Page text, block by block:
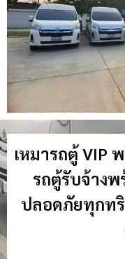
เหมารถตู้ VIP
รถตู้รับจ้าง
ปลอดภัยทุกทริ